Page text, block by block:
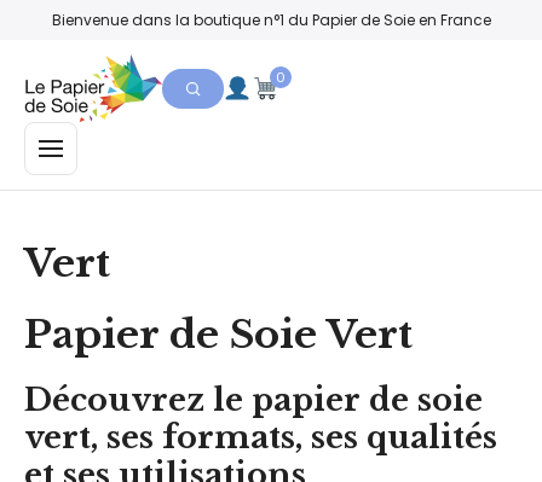
Bienvenue dans la boutique n°1 du Papier de Soie en France
MENU
0
Vert
Papier de Soie Vert
Découvrez le papier de soie
vert, ses formats, ses qualités